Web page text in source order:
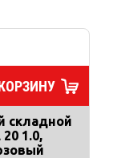
складной
20 1.0,